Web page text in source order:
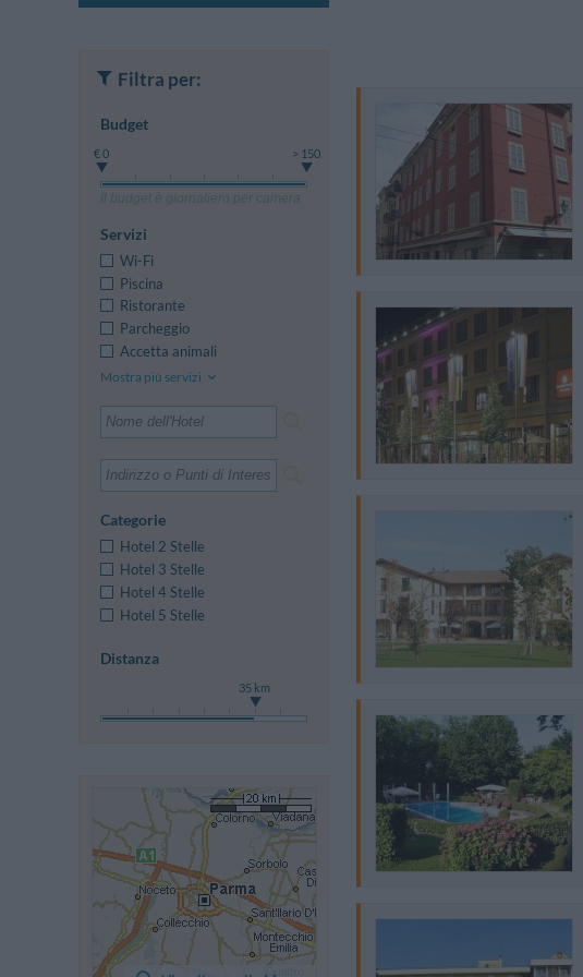
Filtra per:
Budget
€ 0 > 150
Il budget è giornaliero per camera
Servizi
Wi-Fi
Piscina
Ristorante
Parcheggio
Accetta animali
Mostra più servizi
Categorie
Hotel 2 Stelle
Hotel 3 Stelle
Hotel 4 Stelle
Hotel 5 Stelle
Distanza
35 km